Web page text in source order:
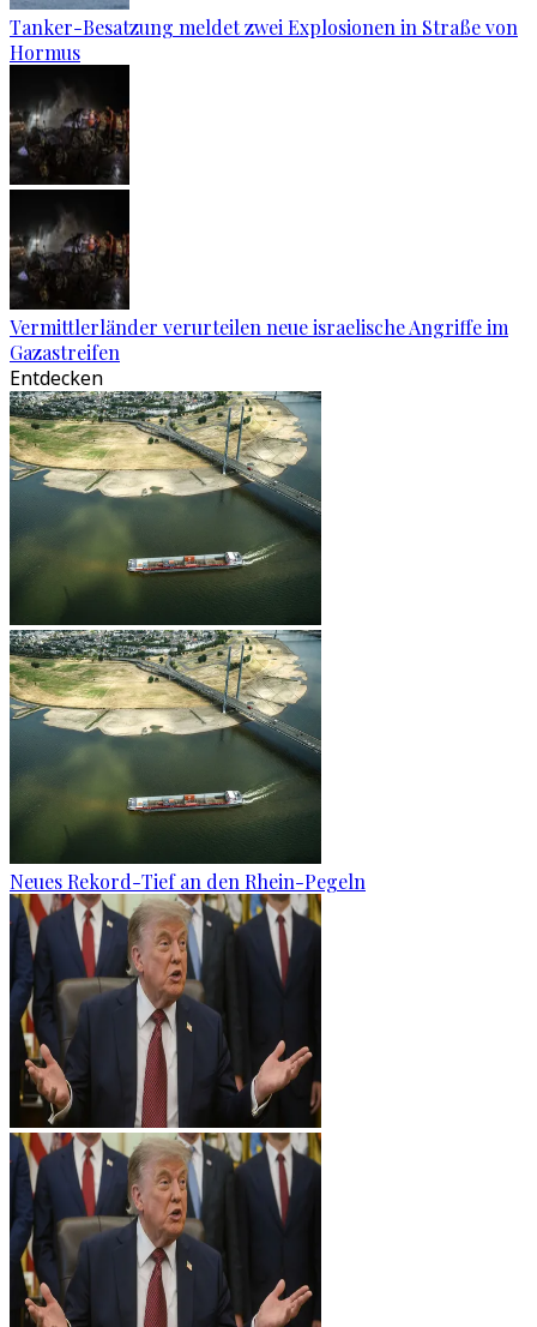
Tanker-Besatzung meldet zwei Explosionen in Straße von
Hormus
Vermittlerländer verurteilen neue israelische Angriffe im
Gazastreifen
Entdecken
Neues Rekord-Tief an den Rhein-Pegeln